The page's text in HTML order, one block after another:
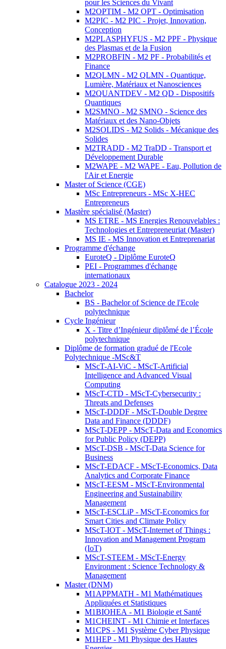
pour les Sciences du Vivant
M2OPTIM - M2 OPT - Optimisation
M2PIC - M2 PIC - Projet, Innovation,
Conception
M2PLASPHYFUS - M2 PPF - Physique
des Plasmas et de la Fusion
M2PROBFIN - M2 PF - Probabilités et
Finance
M2QLMN - M2 QLMN - Quantique,
Lumière, Matériaux et Nanosciences
M2QUANTDEV - M2 QD - Dispositifs
Quantiques
M2SMNO - M2 SMNO - Science des
Matériaux et des Nano-Objets
M2SOLIDS - M2 Solids - Mécanique des
Solides
M2TRADD - M2 TraDD - Transport et
Développement Durable
M2WAPE - M2 WAPE - Eau, Pollution de
l'Air et Energie
Master of Science (CGE)
MSc Entrepreneurs - MSc X-HEC
Entrepreneurs
Mastère spécialisé (Master)
MS ETRE - MS Energies Renouvelables :
Technologies et Entrepreneuriat (Master)
MS IE - MS Innovation et Entreprenariat
Programme d'échange
EuroteQ - Diplôme EuroteQ
PEI - Programmes d'échange
internationaux
Catalogue 2023 - 2024
Bachelor
BS - Bachelor of Science de l'Ecole
polytechnique
Cycle Ingénieur
X - Titre d’Ingénieur diplômé de l’École
polytechnique
Diplôme de formation gradué de l'Ecole
Polytechnique -MSc&T
MScT-AI-ViC - MScT-Artificial
Intelligence and Advanced Visual
Computing
MScT-CTD - MScT-Cybersecurity :
Threats and Defenses
MScT-DDDF - MScT-Double Degree
Data and Finance (DDDF)
MScT-DEPP - MScT-Data and Economics
for Public Policy (DEPP)
MScT-DSB - MScT-Data Science for
Business
MScT-EDACF - MScT-Economics, Data
Analytics and Corporate Finance
MScT-EESM - MScT-Environmental
Engineering and Sustainability
Management
MScT-ESCLiP - MScT-Economics for
Smart Cities and Climate Policy
MScT-IOT - MScT-Internet of Things :
Innovation and Management Program
(IoT)
MScT-STEEM - MScT-Energy
Environment : Science Technology &
Management
Master (DNM)
M1APPMATH - M1 Mathématiques
Appliquées et Statistiques
M1BIOHEA - M1 Biologie et Santé
M1CHEINT - M1 Chimie et Interfaces
M1CPS - M1 Système Cyber Physique
M1HEP - M1 Physique des Hautes